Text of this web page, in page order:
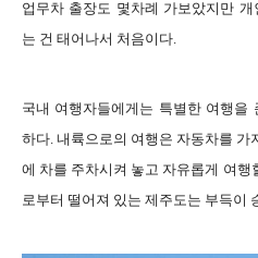
업무차 출장도 몇차례 가보았지만
는 건 태어나서 처음이다.
국내 여행자들에게는 특별한 여행을
하다. 내륙으로의 여행은 자동차를 가
에 차를 주차시켜 놓고 자유롭게 여행
로부터 떨어져 있는 제주도는 부득이